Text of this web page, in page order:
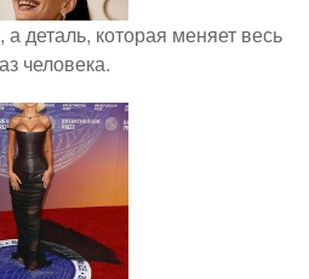
деталь, которая меняет весь
человека.